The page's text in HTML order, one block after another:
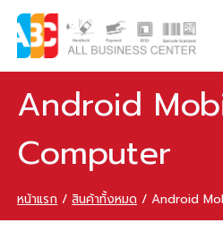
Android
Computer
หน้าแรก / สินค้าทั้งหมด / Android